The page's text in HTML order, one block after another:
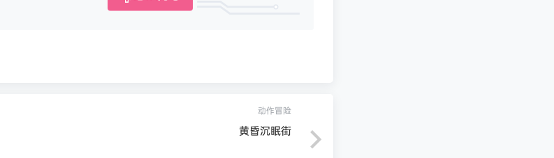
动作冒险
黄昏沉眠街